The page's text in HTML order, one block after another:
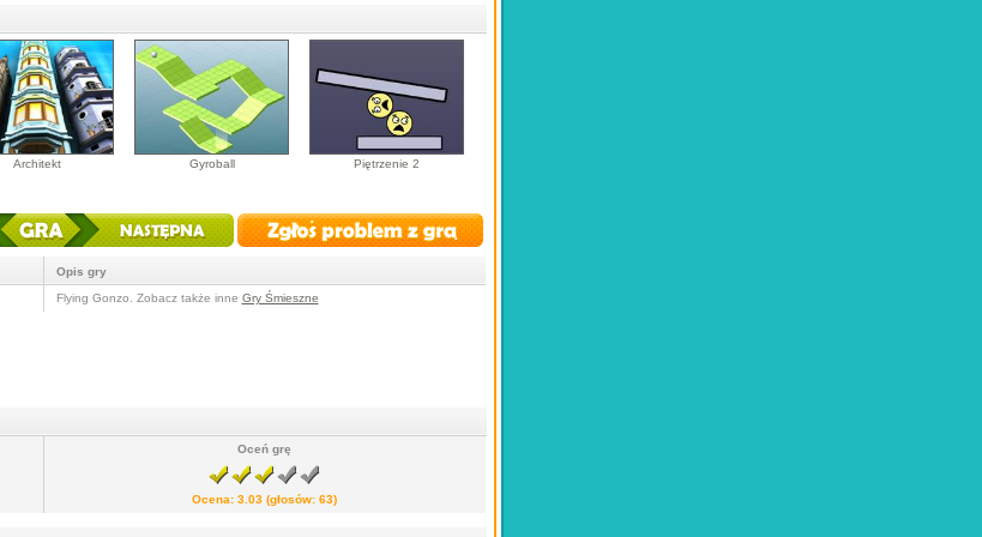
Architekt Gyroball Piętrzenie 2
Opis gry
Flying Gonzo. Zobacz także inne Gry Śmieszne
Oceń grę
Ocena: 3.03 (głosów: 63)